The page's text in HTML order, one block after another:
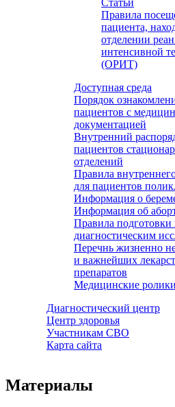
Статьи
Правила
пациента,
отделении
интенсивной
(ОРИТ)
Доступная среда
Порядок
пациентов с
документацией
Внутренний
пациентов
отделений
Правила
для пациентов
Информация о
Информация об
Правила подготовки
диагностическим
Перечнь жизненно
и важнейших
препаратов
Медицинские ролики
Диагностический центр
Центр здоровья
Участникам СВО
Карта сайта
Материалы